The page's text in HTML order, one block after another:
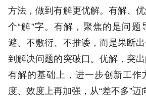
方法，做到有解更优解。有解、
个“解”字。有解，聚焦的是问题
避、不敷衍、不推诿，而是果断
到解决问题的突破口。优解，突
有解的基础上，进一步创新工作
度、效度上再加强，从“差不多”迈